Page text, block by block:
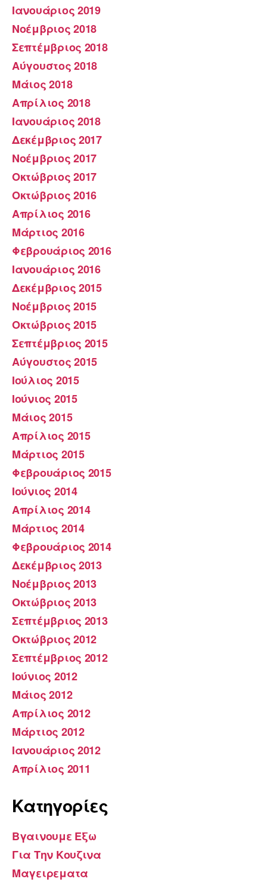
Ιανουάριος 2019
Νοέμβριος 2018
Σεπτέμβριος 2018
Αύγουστος 2018
Μάιος 2018
Απρίλιος 2018
Ιανουάριος 2018
Δεκέμβριος 2017
Νοέμβριος 2017
Οκτώβριος 2017
Οκτώβριος 2016
Απρίλιος 2016
Μάρτιος 2016
Φεβρουάριος 2016
Ιανουάριος 2016
Δεκέμβριος 2015
Νοέμβριος 2015
Οκτώβριος 2015
Σεπτέμβριος 2015
Αύγουστος 2015
Ιούλιος 2015
Ιούνιος 2015
Μάιος 2015
Απρίλιος 2015
Μάρτιος 2015
Φεβρουάριος 2015
Ιούνιος 2014
Απρίλιος 2014
Μάρτιος 2014
Φεβρουάριος 2014
Δεκέμβριος 2013
Νοέμβριος 2013
Οκτώβριος 2013
Σεπτέμβριος 2013
Οκτώβριος 2012
Σεπτέμβριος 2012
Ιούνιος 2012
Μάιος 2012
Απρίλιος 2012
Μάρτιος 2012
Ιανουάριος 2012
Απρίλιος 2011
Kατηγορίες
Βγαινουμε Εξω
Για Την Κουζινα
Μαγειρεματα